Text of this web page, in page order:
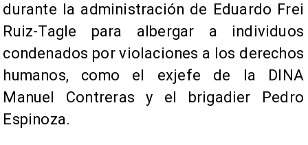
durante la administración de Eduardo Frei
Ruiz-Tagle para albergar a individuos
condenados por violaciones a los derechos
humanos, como el exjefe de la DINA
Manuel Contreras y el brigadier Pedro
Espinoza.